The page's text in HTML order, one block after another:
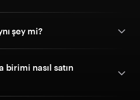
şey mi?
nasıl satın